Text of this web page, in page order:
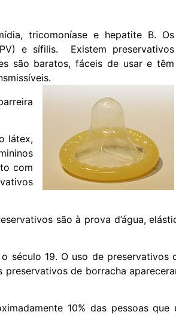
tricomoníase e hepatite B. Os
e sífilis. Existem preservativos
são baratos, fáceis de usar e têm
látex,
com
são à prova d’água,
século 19. O uso de preservativos
de borracha
10% das pessoas que